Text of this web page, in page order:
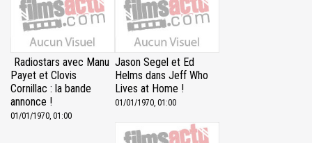
Radiostars avec Manu
Payet et Clovis
Cornillac : la bande
annonce !
01/01/1970, 01:00
Jason Segel et Ed
Helms dans Jeff Who
Lives at Home !
01/01/1970, 01:00